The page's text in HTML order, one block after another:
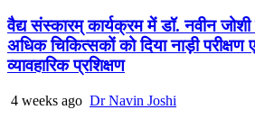
वैद्य संस्कारम् कार्यक्रम में डॉ. नवीन
अधिक चिकित्सकों को दिया नाड़ी परीक्षण
व्यावहारिक प्रशिक्षण
4 weeks ago Dr Navin Joshi